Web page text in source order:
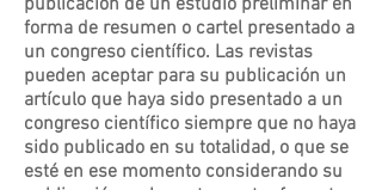
publicación de un estudio preliminar en
forma de resumen o cartel presentado a
un congreso científico. Las revistas
pueden aceptar para su publicación un
artículo que haya sido presentado a un
congreso científico siempre que no haya
sido publicado en su totalidad, o que se
esté en ese momento considerando su